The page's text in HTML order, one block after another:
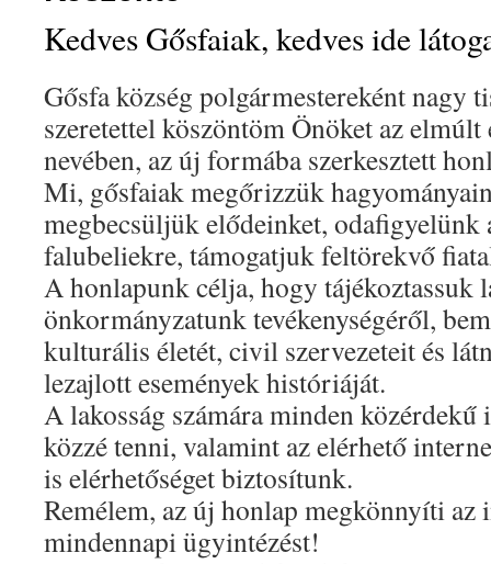
Kedves Gősfaiak, kedves ide
Gősfa község polgármestereként nagy
szeretettel köszöntöm Önöket az
nevében, az új formába szerkesztett
Mi, gősfaiak megőrizzük
megbecsüljük elődeinket, odafigyelünk
falubeliekre, támogatjuk feltörekvő
A honlapunk célja, hogy tájékoztassuk
önkormányzatunk tevékenységéről,
kulturális életét, civil szervezeteit és
lezajlott események históriáját.
A lakosság számára minden
közzé tenni, valamint az elérhető
is elérhetőséget biztosítunk.
Remélem, az új honlap megkönnyíti az
mindennapi ügyintézést!